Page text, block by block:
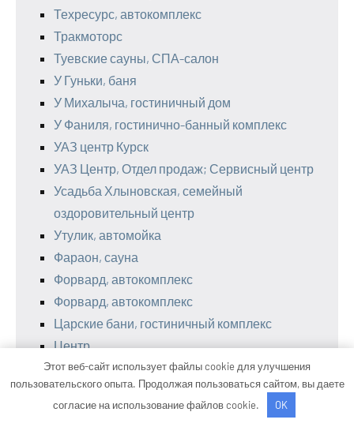
Техресурс, автокомплекс
Тракмоторс
Туевские сауны, СПА-салон
У Гуньки, баня
У Михалыча, гостиничный дом
У Фаниля, гостинично-банный комплекс
УАЗ центр Курск
УАЗ Центр, Отдел продаж; Сервисный центр
Усадьба Хлыновская, семейный
оздоровительный центр
Утулик, автомойка
Фараон, сауна
Форвард, автокомплекс
Форвард, автокомплекс
Царские бани, гостиничный комплекс
Центр
Центр автомоечных услуг, Центр
автомоечных услуг
Центр автомоечных услуг, Центр
Этот веб-сайт использует файлы cookie для улучшения
пользовательского опыта. Продолжая пользоваться сайтом, вы даете
согласие на использование файлов cookie.
OK